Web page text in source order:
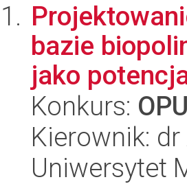
bazie
jako
Konkurs:
Kierownik:
Uniwersytet